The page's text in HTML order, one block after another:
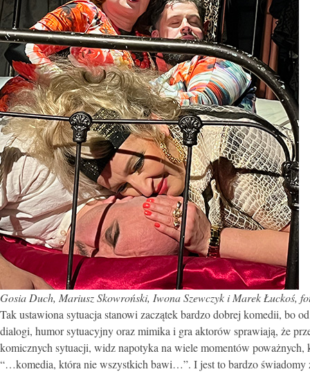
Gosia Duch, Mariusz Skowroński, Iwona Szewczyk i Marek Łuckoś,
Tak ustawiona sytuacja stanowi zaczątek bardzo dobrej komedii, bo
dialogi, humor sytuacyjny oraz mimika i gra aktorów sprawiają, że
komicznych sytuacji, widz napotyka na wiele momentów
“…komedia, która nie wszystkich bawi…”. I jest to bardzo